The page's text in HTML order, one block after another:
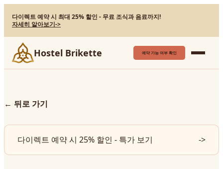
다이렉트 예약 시 최대 25% 할인 - 무료 조식과 음료까지!
자세히 알아보기->
Hostel Brikette 예약 가능 여부 확인
← 뒤로 가기
다이렉트 예약 시 25% 할인 - 특가 보기 ->